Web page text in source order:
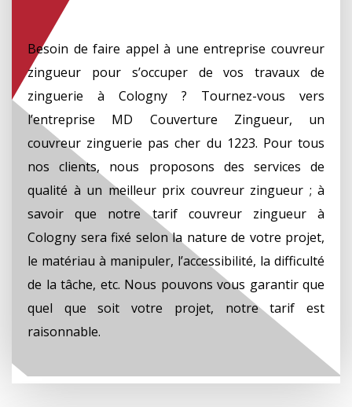
Besoin de faire appel à une entreprise couvreur
zingueur pour s’occuper de vos travaux de
zinguerie à Cologny ? Tournez-vous vers
l’entreprise MD Couverture Zingueur, un
couvreur zinguerie pas cher du 1223. Pour tous
nos clients, nous proposons des services de
qualité à un meilleur prix couvreur zingueur ; à
savoir que notre tarif couvreur zingueur à
Cologny sera fixé selon la nature de votre projet,
le matériau à manipuler, l’accessibilité, la difficulté
de la tâche, etc. Nous pouvons vous garantir que
quel que soit votre projet, notre tarif est
raisonnable.